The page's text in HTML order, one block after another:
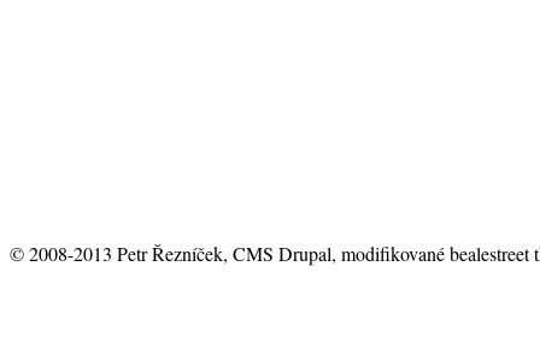
© 2008-2013 Petr Řezníček, CMS Drupal, modifikované bealestreet